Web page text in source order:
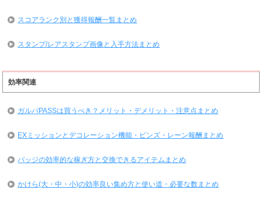
スコアランク別と獲得報酬一覧まとめ
スタンプ/レアスタンプ画像と入手方法まとめ
効率関連
ガルパPASSは買うべき？メリット・デメリット・注意点まとめ
EXミッションとデコレーション機能・ピンズ・レーン報酬まとめ
バッジの効率的な稼ぎ方と交換できるアイテムまとめ
かけら(大・中・小)の効率良い集め方と使い道・必要な数まとめ